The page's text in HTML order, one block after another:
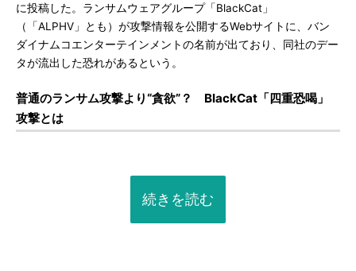
に投稿した。ランサムウェアグループ「BlackCat」
（「ALPHV」とも）が攻撃情報を公開するWebサイトに、バン
ダイナムコエンターテインメントの名前が出ており、同社のデー
タが流出した恐れがあるという。
普通のランサム攻撃より“貪欲”？ BlackCat「四重恐喝」
攻撃とは
続きを読む